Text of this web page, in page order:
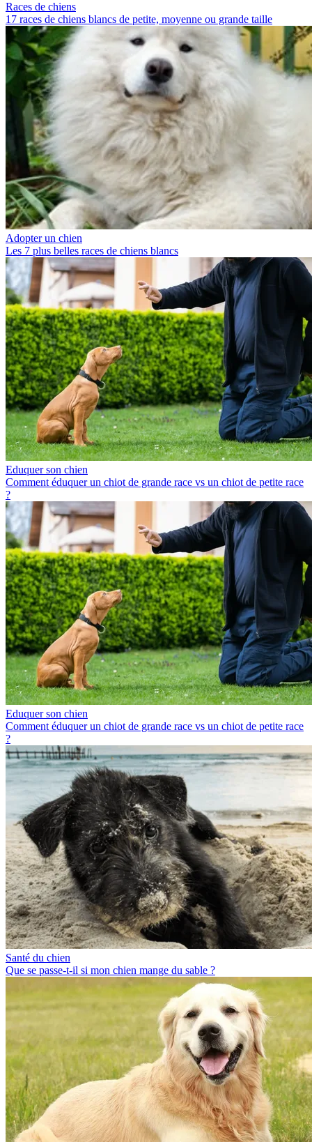
Races de chiens
17 races de chiens blancs de petite, moyenne ou grande taille
Adopter un chien
Les 7 plus belles races de chiens blancs
Eduquer son chien
Comment éduquer un chiot de grande race vs un chiot de petite race
?
Eduquer son chien
Comment éduquer un chiot de grande race vs un chiot de petite race
?
Santé du chien
Que se passe-t-il si mon chien mange du sable ?